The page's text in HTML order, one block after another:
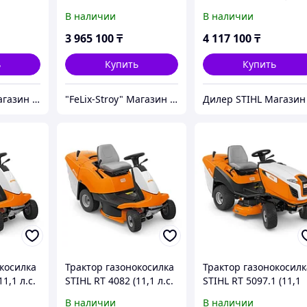
"FeLix-Stroy" Магазин оригинального оборудования
12.2 кВт/16.9 л.с , шир.
захвата 110 см,
В наличии
3 965 100₸
Купить
"FeLix-Stroy" Магазин оригинального оборудования
бензиновый райдер
(минитрактор)
В наличии
4 117 100₸
Купить
л.с.
Трактор газонокосилка
STIHL RT 4082 (11,1 л.с.
В наличии
Трактор
STIHL RT 5097.1 (11,1
В наличии